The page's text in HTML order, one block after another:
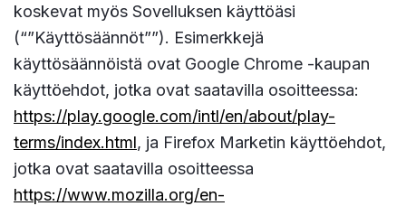
koskevat myös Sovelluksen käyttöäsi
(“”Käyttösäännöt””). Esimerkkejä
käyttösäännöistä ovat Google Chrome -kaupan
käyttöehdot, jotka ovat saatavilla osoitteessa:
https://play.google.com/intl/en/about/play-
terms/index.html, ja Firefox Marketin käyttöehdot,
jotka ovat saatavilla osoitteessa
https://www.mozilla.org/en-